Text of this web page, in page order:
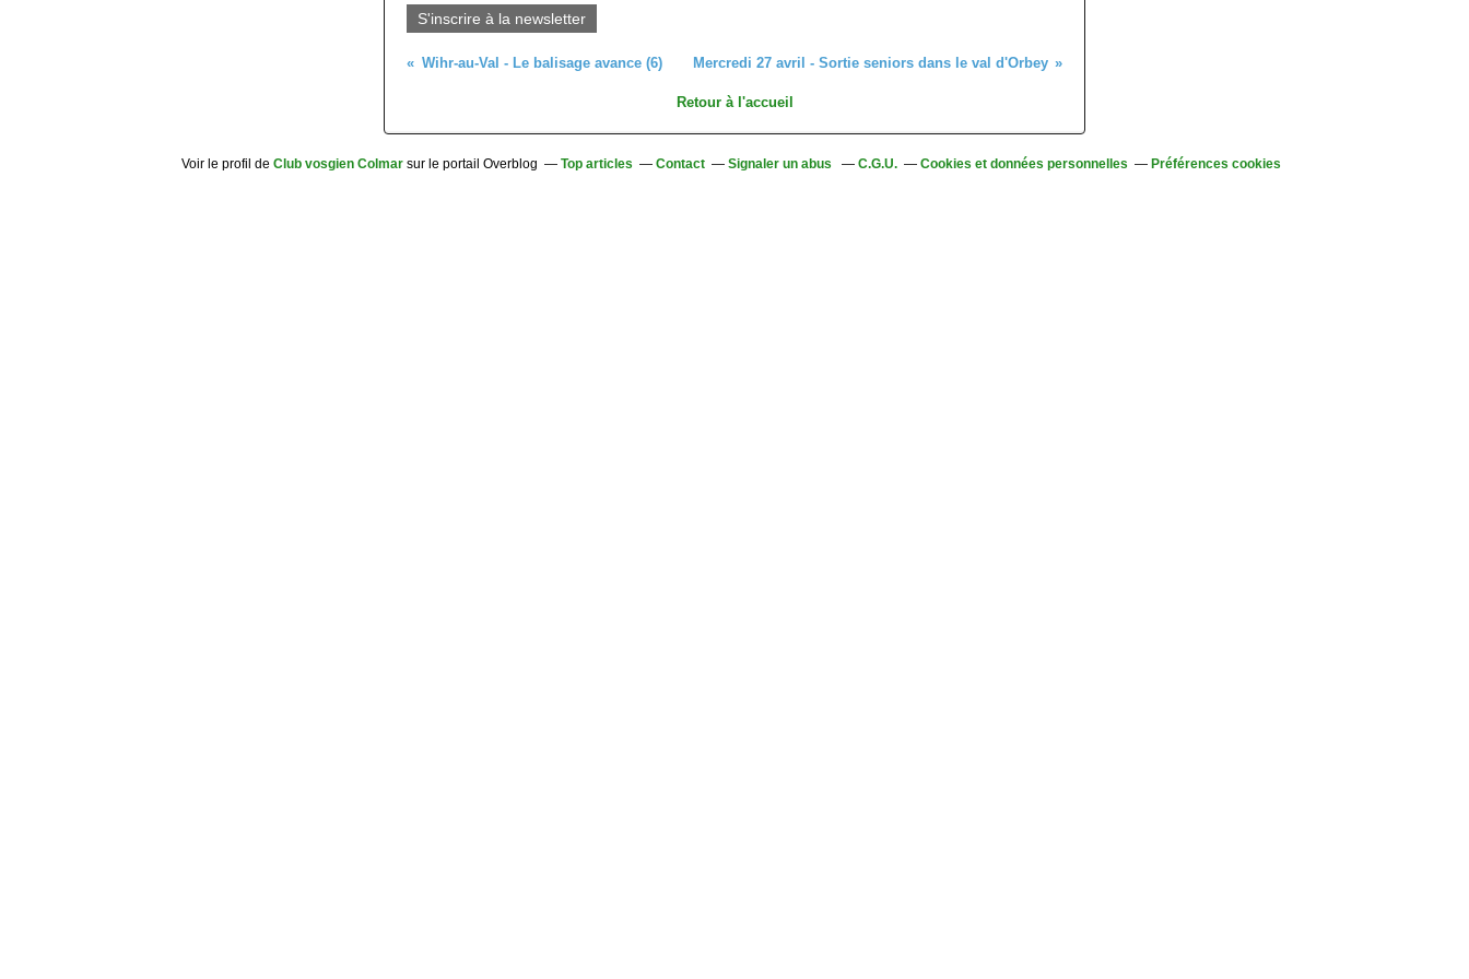
S'inscrire à la newsletter
Wihr-au-Val - Le balisage avance (6) Mercredi 27 avril - Sortie seniors dans le val d'Orbey
Retour à l'accueil
Voir le profil de Club vosgien Colmar sur le portail Overblog Top articles Contact Signaler un abus C.G.U. Cookies et données personnelles Préférences cookies